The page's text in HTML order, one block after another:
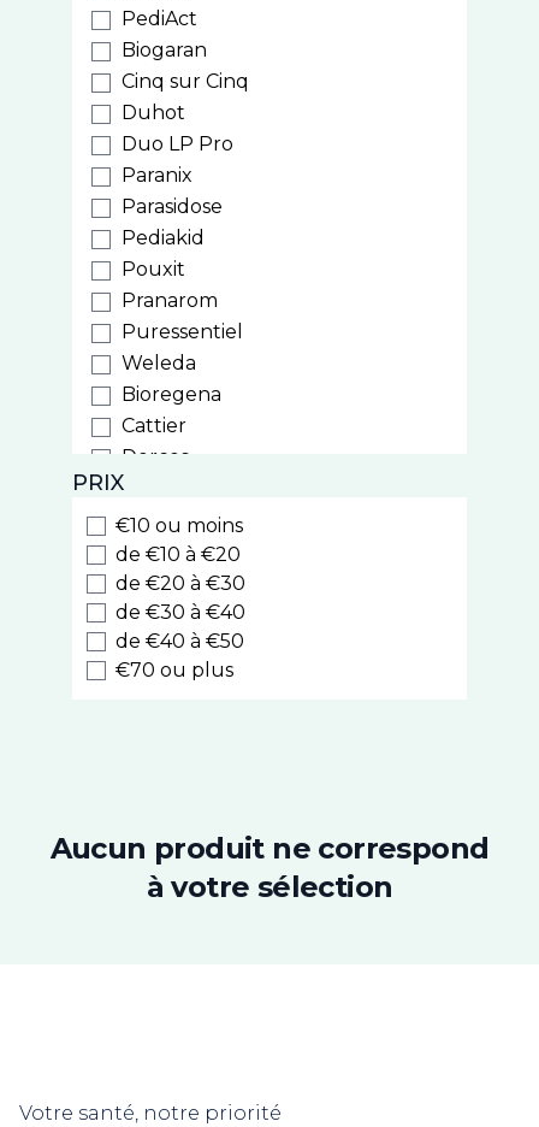
PediAct
Biogaran
Cinq sur Cinq
Duhot
Duo LP Pro
Paranix
Parasidose
Pediakid
Pouxit
Pranarom
Puressentiel
Weleda
Bioregena
Cattier
Dercos
Ducray
Furterer
Sublime Curl
Triphasic
Hei Poa
Klorane
La Rosée
Natessance
Nuxe
Phyto
Même
PRIX
€10 ou moins
de €10 à €20
de €20 à €30
de €30 à €40
de €40 à €50
€70 ou plus
Aucun produit ne correspond
à votre sélection
Votre santé, notre priorité